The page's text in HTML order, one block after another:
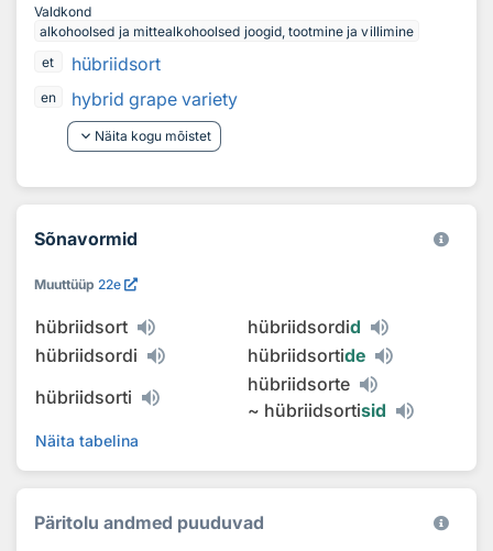
Valdkond
alkohoolsed ja mittealkohoolsed joogid, tootmine ja villimine
et
hübriidsort
en
hybrid grape variety
keyboard_arrow_down Näita kogu mõistet
Sõnavormid
Muuttüüp 22e
hübriidsort hübriidsordid
hübriidsordi
hübriidsortide
hübriidsorti
hübriidsorte
~ hübriidsortisid
Näita tabelina
Päritolu andmed puuduvad